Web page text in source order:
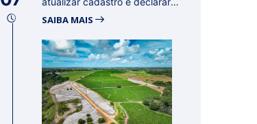
SAIBA MAIS